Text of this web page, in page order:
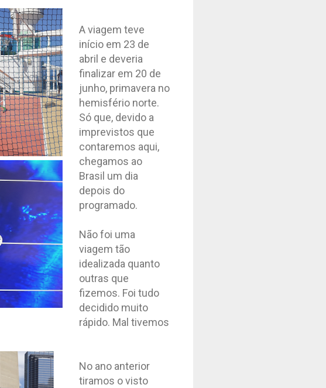
A viagem teve
início em 23 de
abril e deveria
finalizar em 20 de
junho, primavera no
hemisfério norte.
Só que, devido a
imprevistos que
contaremos aqui,
chegamos ao
Brasil um dia
depois do
programado.
Não foi uma
viagem tão
idealizada quanto
outras que
fizemos. Foi tudo
decidido muito
rápido. Mal tivemos
No ano anterior
tiramos o visto